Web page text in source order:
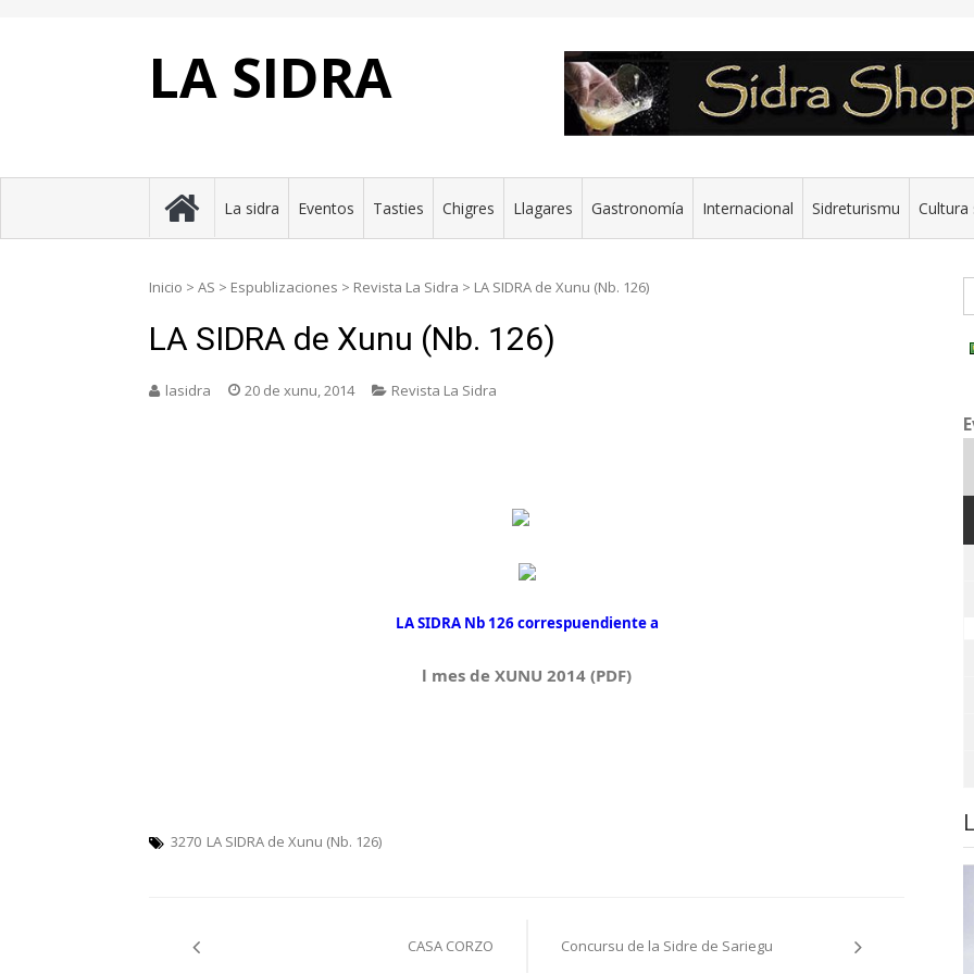
LA SIDRA
La sidra Eventos Tasties Chigres Llagares Gastronomía Internacional Sidreturismu Cultura
Inicio > AS > Espublizaciones > Revista La Sidra > LA SIDRA de Xunu (Nb. 126)
LA SIDRA de Xunu (Nb. 126)
lasidra 20 de xunu, 2014 Revista La Sidra
LA SIDRA Nb 126 correspuendiente a
l mes de XUNU 2014 (PDF)
3270 LA SIDRA de Xunu (Nb. 126)
CASA CORZO Concursu de la Sidre de Sariegu